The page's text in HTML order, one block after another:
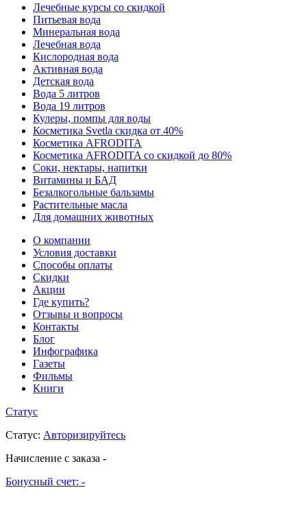
Лечебные курсы со скидкой
Питьевая вода
Минеральная вода
Лечебная вода
Кислородная вода
Активная вода
Детская вода
Вода 5 литров
Вода 19 литров
Кулеры, помпы для воды
Косметика Svetla скидка от 40%
Косметика AFRODITA
Косметика AFRODITA со скидкой до 80%
Соки, нектары, напитки
Витамины и БАД
Безалкогольные бальзамы
Растительные масла
Для домашних животных
О компании
Условия доставки
Способы оплаты
Скидки
Акции
Где купить?
Отзывы и вопросы
Контакты
Блог
Инфографика
Газеты
Фильмы
Книги
Статус
Статус: Авторизируйтесь
Начисление с заказа -
Бонусный счет: -